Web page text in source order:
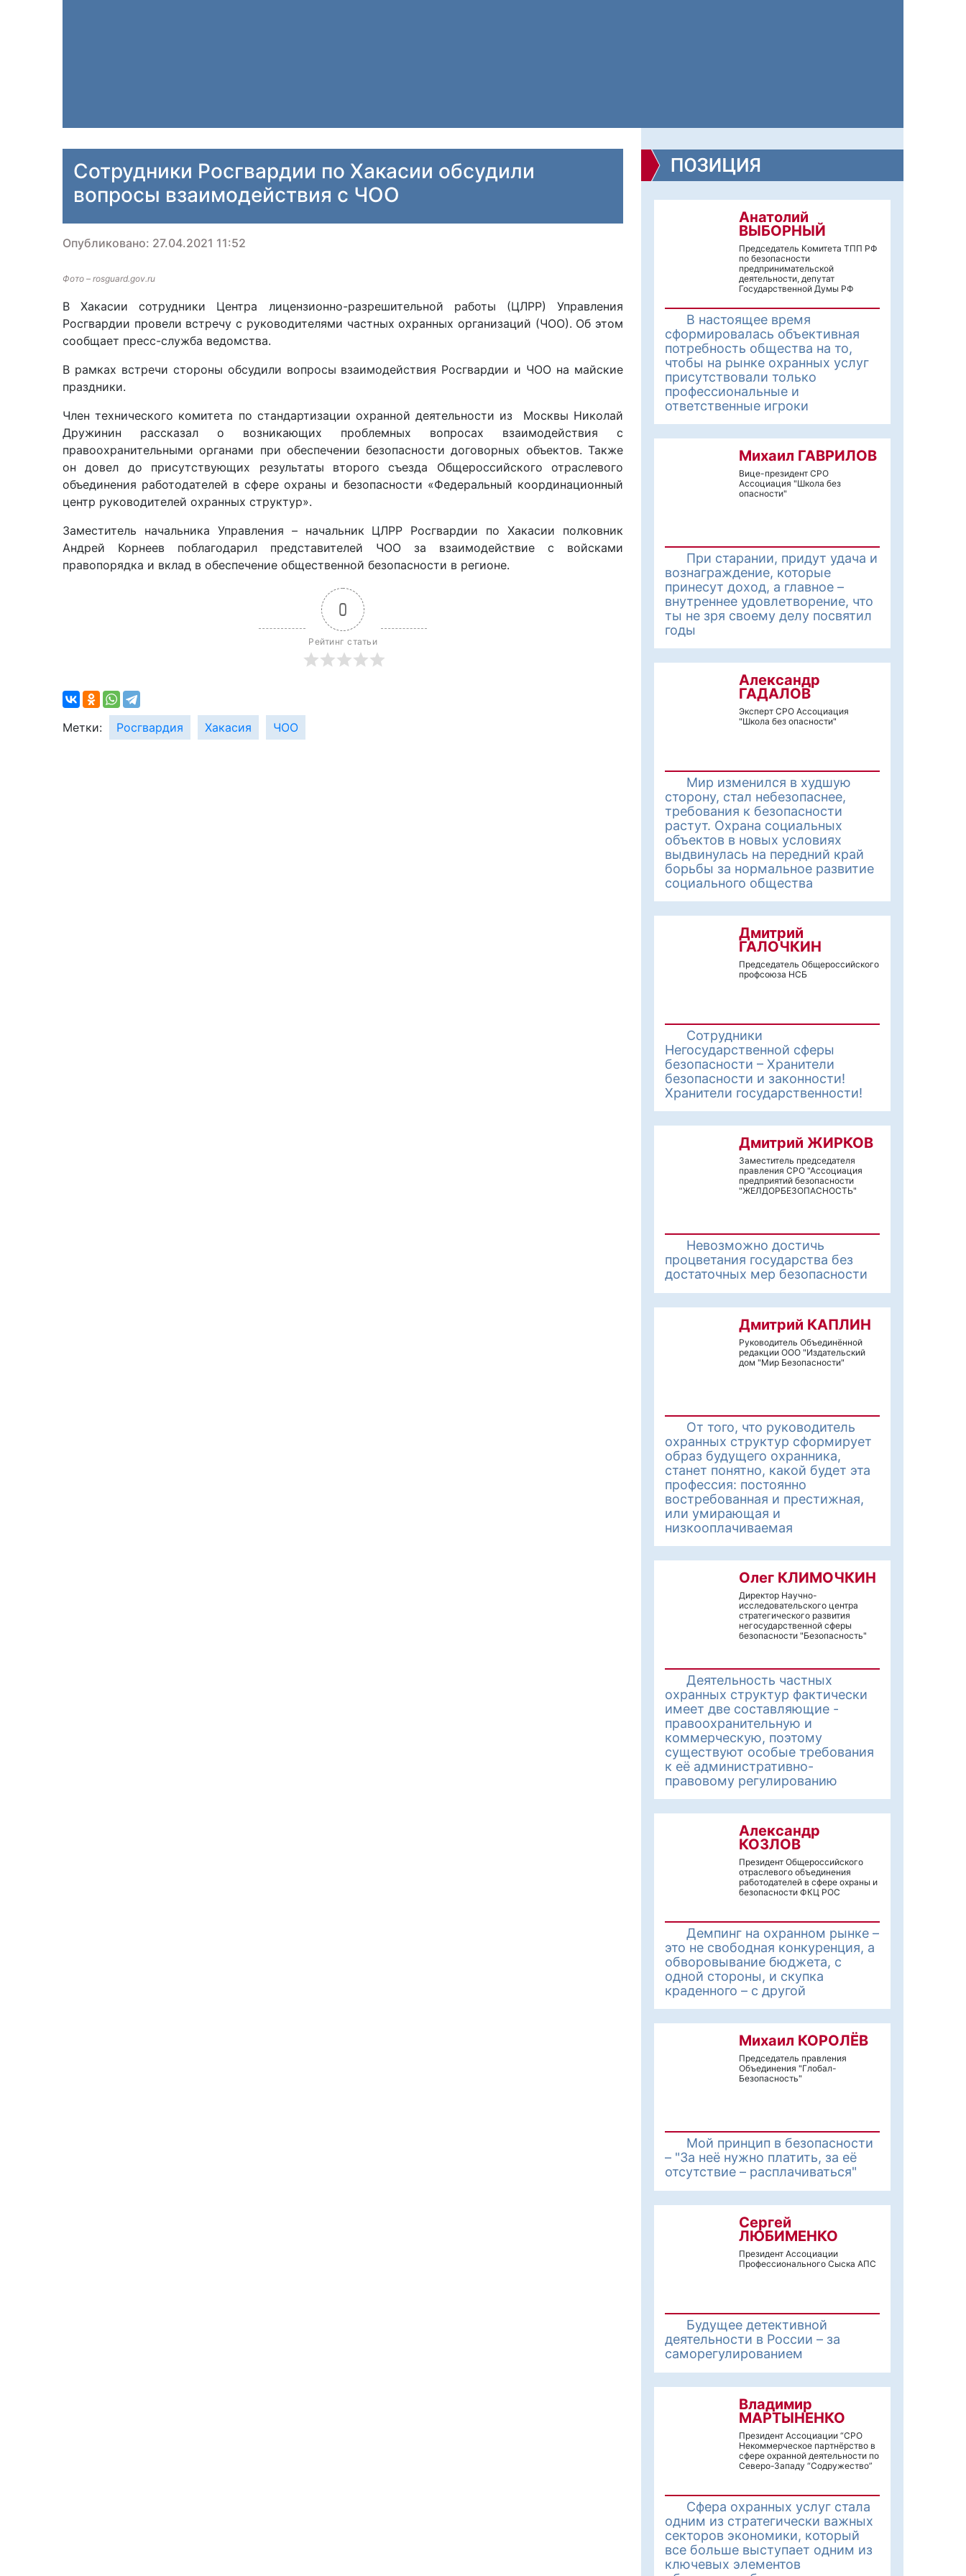
Сотрудники Росгвардии по Хакасии обсудили
вопросы взаимодействия с ЧОО
Опубликовано: 27.04.2021 11:52
Фото – rosguard.gov.ru
В Хакасии сотрудники Центра лицензионно-разрешительной работы (ЦЛРР) Управления
Росгвардии провели встречу с руководителями частных охранных организаций (ЧОО). Об этом
сообщает пресс-служба ведомства.
В рамках встречи стороны обсудили вопросы взаимодействия Росгвардии и ЧОО на майские
праздники.
Член технического комитета по стандартизации охранной деятельности из Москвы Николай
Дружинин рассказал о возникающих проблемных вопросах взаимодействия с
правоохранительными органами при обеспечении безопасности договорных объектов. Также
он довел до присутствующих результаты второго съезда Общероссийского отраслевого
объединения работодателей в сфере охраны и безопасности «Федеральный координационный
центр руководителей охранных структур».
Заместитель начальника Управления – начальник ЦЛРР Росгвардии по Хакасии полковник
Андрей Корнеев поблагодарил представителей ЧОО за взаимодействие с войсками
правопорядка и вклад в обеспечение общественной безопасности в регионе.
0
Рейтинг статьи
Метки: Росгвардия Хакасия ЧОО
Анатолий
ВЫБОРНЫЙ
Председатель Комитета ТПП РФ
по безопасности
предпринимательской
деятельности, депутат
Государственной Думы РФ
В настоящее время
сформировалась объективная
потребность общества на то,
чтобы на рынке охранных услуг
присутствовали только
профессиональные и
ответственные игроки
Михаил ГАВРИЛОВ
Вице-президент СРО
Ассоциация "Школа без
опасности"
При старании, придут удача и
вознаграждение, которые
принесут доход, а главное –
внутреннее удовлетворение, что
ты не зря своему делу посвятил
годы
Александр
ГАДАЛОВ
Эксперт СРО Ассоциация
"Школа без опасности"
Мир изменился в худшую
сторону, стал небезопаснее,
требования к безопасности
растут. Охрана социальных
объектов в новых условиях
выдвинулась на передний край
борьбы за нормальное развитие
социального общества
Дмитрий
ГАЛОЧКИН
Председатель Общероссийского
профсоюза НСБ
Сотрудники
Негосударственной сферы
безопасности – Хранители
безопасности и законности!
Хранители государственности!
Дмитрий ЖИРКОВ
Заместитель председателя
правления СРО "Ассоциация
предприятий безопасности
"ЖЕЛДОРБЕЗОПАСНОСТЬ"
Невозможно достичь
процветания государства без
достаточных мер безопасности
Дмитрий КАПЛИН
Руководитель Объединённой
редакции ООО "Издательский
дом "Мир Безопасности"
От того, что руководитель
охранных структур сформирует
образ будущего охранника,
станет понятно, какой будет эта
профессия: постоянно
востребованная и престижная,
или умирающая и
низкооплачиваемая
Олег КЛИМОЧКИН
Директор Научно-
исследовательского центра
стратегического развития
негосударственной сферы
безопасности "Безопасность"
Деятельность частных
охранных структур фактически
имеет две составляющие -
правоохранительную и
коммерческую, поэтому
существуют особые требования
к её административно-
правовому регулированию
Александр
КОЗЛОВ
Президент Общероссийского
отраслевого объединения
работодателей в сфере охраны и
безопасности ФКЦ РОС
Демпинг на охранном рынке –
это не свободная конкуренция, а
обворовывание бюджета, с
одной стороны, и скупка
краденного – с другой
Михаил КОРОЛЁВ
Председатель правления
Объединения "Глобал-
Безопасность"
Мой принцип в безопасности
– "За неё нужно платить, за её
отсутствие – расплачиваться"
Сергей
ЛЮБИМЕНКО
Президент Ассоциации
Профессионального Сыска АПС
Будущее детективной
деятельности в России – за
саморегулированием
Владимир
МАРТЫНЕНКО
Президент Ассоциации “СРО
Некоммерческое партнёрство в
сфере охранной деятельности по
Северо-Западу “Содружество”
Сфера охранных услуг стала
одним из стратегически важных
секторов экономики, который
все больше выступает одним из
ключевых элементов